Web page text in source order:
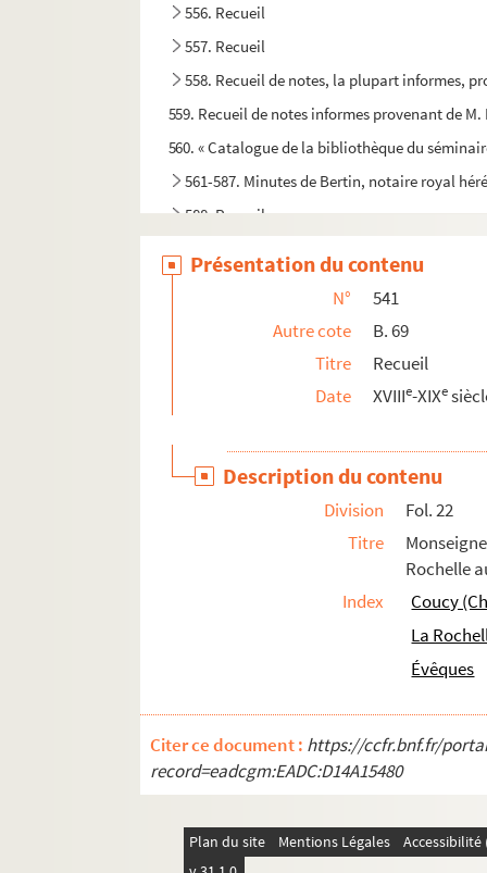
556. Recueil
557. Recueil
558. Recueil de notes, la plupart informes,
559. Recueil de notes informes provenant de
560. « Catalogue de la bibliothèque du
561-587. Minutes de Bertin, notaire royal
588. Recueil
590. Minutes de Merceron, notaire à Saint-Fort
Présentation du contenu
N°
541
Autre cote
B. 69
Titre
Recueil
Date
XVIIIe-XIXe
Description du contenu
Division
Fol. 22
Titre
Rochelle
Index
Coucy
La
Évêques
Citer ce document : https://ccfr.bnf.fr/
record=eadcgm:EADC:D14A15480
Plan du site Mentions Légales